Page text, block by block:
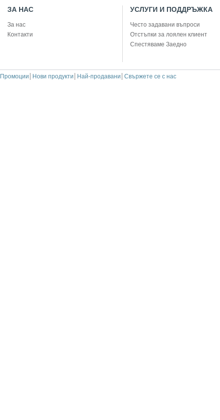
ЗА НАС
За нас
Контакти
УСЛУГИ И ПОДДРЪЖКА
Често задавани въпроси
Отстъпки за лоялен клиент
Спестяваме Заедно
Промоции Нови продукти Най-продавани Свържете се с нас